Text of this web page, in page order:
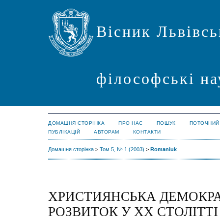
Вісник
філософські
ДОМАШНЯ СТОРІНКА ПРО НАС ПОШУК
ПОТОЧНИЙ
ПУБЛІКАЦІЙ
АВТОРАМ КОНТАКТИ
Домашня сторінка > Том 5, № 1 (2003) > Romaniuk
ХРИСТИЯНСЬКА
РОЗВИТОК У XX СТОЛІТТІ